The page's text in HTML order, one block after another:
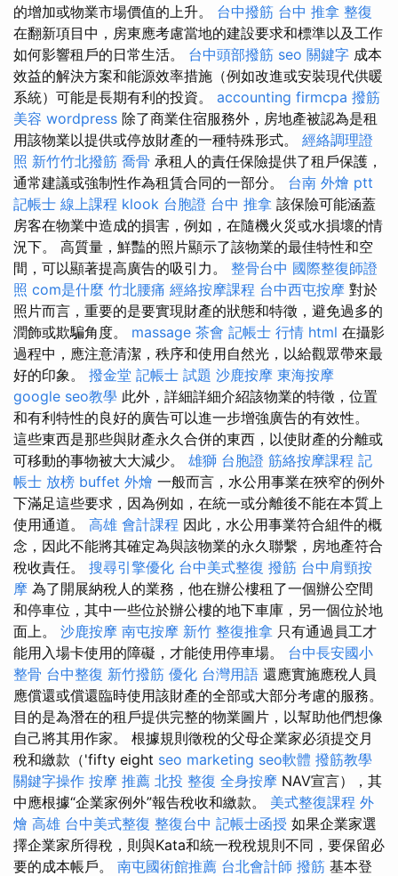
的增加或物業市場價值的上升。 台中撥筋 台中 推拿 整復
在翻新項目中，房東應考慮當地的建設要求和標準以及工作
如何影響租戶的日常生活。 台中頭部撥筋 seo 關鍵字 成本
效益的解決方案和能源效率措施（例如改進或安裝現代供暖
系統）可能是長期有利的投資。 accounting firmcpa 撥筋
美容 wordpress 除了商業住宿服務外，房地產被認為是租
用該物業以提供或停放財產的一種特殊形式。 經絡調理證
照 新竹竹北撥筋 喬骨 承租人的責任保險提供了租戶保護，
通常建議或強制性作為租賃合同的一部分。 台南 外燴 ptt
記帳士 線上課程 klook 台胞證 台中 推拿 該保險可能涵蓋
房客在物業中造成的損害，例如，在隨機火災或水損壞的情
況下。 高質量，鮮豔的照片顯示了該物業的最佳特性和空
間，可以顯著提高廣告的吸引力。 整骨台中 國際整復師證
照 com是什麼 竹北腰痛 經絡按摩課程 台中西屯按摩 對於
照片而言，重要的是要實現財產的狀態和特徵，避免過多的
潤飾或欺騙角度。 massage 茶會 記帳士 行情 html 在攝影
過程中，應注意清潔，秩序和使用自然光，以給觀眾帶來最
好的印象。 撥金堂 記帳士 試題 沙鹿按摩 東海按摩
google seo教學 此外，詳細詳細介紹該物業的特徵，位置
和有利特性的良好的廣告可以進一步增強廣告的有效性。
這些東西是那些與財產永久合併的東西，以使財產的分離或
可移動的事物被大大減少。 雄獅 台胞證 筋絡按摩課程 記
帳士 放榜 buffet 外燴 一般而言，水公用事業在狹窄的例外
下滿足這些要求，因為例如，在統一或分離後不能在本質上
使用通道。 高雄 會計課程 因此，水公用事業符合組件的概
念，因此不能將其確定為與該物業的永久聯繫，房地產符合
稅收責任。 搜尋引擎優化 台中美式整復 撥筋 台中肩頸按
摩 為了開展納稅人的業務，他在辦公樓租了一個辦公空間
和停車位，其中一些位於辦公樓的地下車庫，另一個位於地
面上。 沙鹿按摩 南屯按摩 新竹 整復推拿 只有通過員工才
能用入場卡使用的障礙，才能使用停車場。 台中長安國小
整骨 台中整復 新竹撥筋 優化 台灣用語 還應實施應稅人員
應償還或償還臨時使用該財產的全部或大部分考慮的服務。
目的是為潛在的租戶提供完整的物業圖片，以幫助他們想像
自己將其用作家。 根據規則徵稅的父母企業家必須提交月
稅和繳款（'fifty eight seo marketing seo軟體 撥筋教學
關鍵字操作 按摩 推薦 北投 整復 全身按摩 NAV宣言），其
中應根據“企業家例外”報告稅收和繳款。 美式整復課程 外
燴 高雄 台中美式整復 整復台中 記帳士函授 如果企業家選
擇企業家所得稅，則與Kata和統一稅稅規則不同，要保留必
要的成本帳戶。 南屯國術館推薦 台北會計師 撥筋 基本登